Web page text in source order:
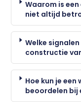
Waarom is
niet altijd
Welke
constructie
Hoe kun je
beoordelen bij